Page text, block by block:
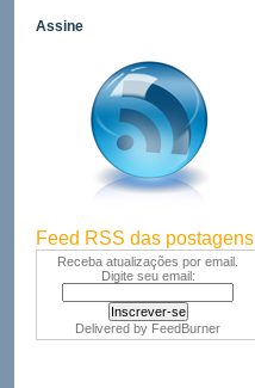
Assine
Feed RSS das postagens
Receba atualizações por email.
Digite seu email:
Delivered by FeedBurner